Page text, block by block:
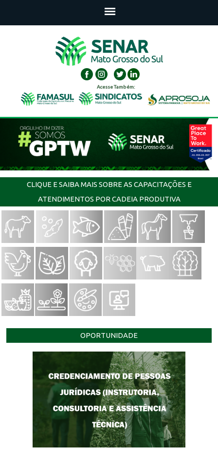
Acesse Também:
CLIQUE E SAIBA MAIS SOBRE AS CAPACITAÇÕES E
ATENDIMENTOS POR CADEIA PRODUTIVA
OPORTUNIDADE